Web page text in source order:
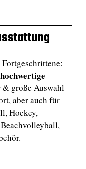
hochwertige
& große Auswahl
aber auch für
Hockey,